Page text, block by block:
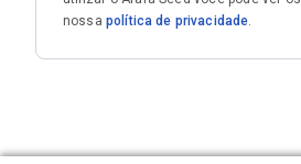
nossa política de privacidade.